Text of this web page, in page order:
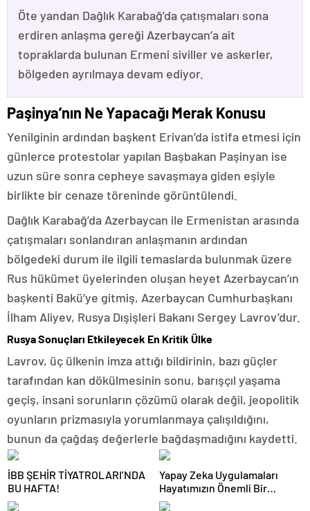
Öte yandan Dağlık Karabağ’da çatışmaları sona
erdiren anlaşma gereği Azerbaycan’a ait
topraklarda bulunan Ermeni siviller ve askerler,
bölgeden ayrılmaya devam ediyor.
Paşinya’nın Ne Yapacağı Merak Konusu
Yenilginin ardından başkent Erivan’da istifa etmesi için
günlerce protestolar yapılan Başbakan Paşinyan ise
uzun süre sonra cepheye savaşmaya giden eşiyle
birlikte bir cenaze töreninde görüntülendi.
Dağlık Karabağ’da Azerbaycan ile Ermenistan arasında
çatışmaları sonlandıran anlaşmanın ardından
bölgedeki durum ile ilgili temaslarda bulunmak üzere
Rus hükümet üyelerinden oluşan heyet Azerbaycan’ın
başkenti Bakü’ye gitmiş, Azerbaycan Cumhurbaşkanı
İlham Aliyev, Rusya Dışişleri Bakanı Sergey Lavrov’dur.
Rusya Sonuçları Etkileyecek En Kritik Ülke
Lavrov, üç ülkenin imza attığı bildirinin, bazı güçler
tarafından kan dökülmesinin sonu, barışçıl yaşama
geçiş, insani sorunların çözümü olarak değil, jeopolitik
oyunların prizmasıyla yorumlanmaya çalışıldığını,
bunun da çağdaş değerlerle bağdaşmadığını kaydetti.
İBB ŞEHİR TİYATROLARI’NDA
BU HAFTA!
Yapay Zeka Uygulamaları
Hayatımızın Önemli Bir
Parçası Haline Geliyor